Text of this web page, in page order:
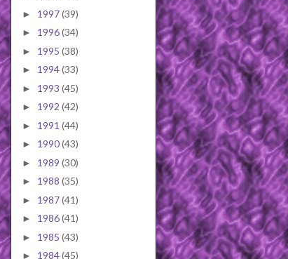
► 1997(39)
► 1996(34)
► 1995 (38)
► 1994(33)
► 1993 (45)
► 1992 (42)
► 1991 (44)
► 1990(43)
► 1989 (30)
► 1988 (35)
► 1987(41)
► 1986(41)
► 1985 (43)
► 1984(45)